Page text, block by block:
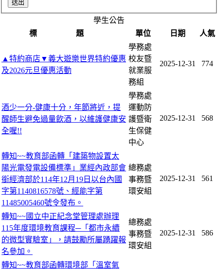
學生公告
標 題
單位 日期 人氣
▲特約商店▼義大遊樂世界特約優惠
及2026元旦優惠活動
學務處
校友暨
就業服
務組
2025-12-31 774
酒少一分-健康十分，年節將近，提
醒師生避免過量飲酒，以維護健康安
全喔!!
學務處
運動防
護暨衛
生保健
中心
2025-12-31 568
轉知~~教育部函轉「建築物設置太
陽光電發電設備標準」業經內政部會
銜經濟部於114年12月19日以台內國
字第1140816578號、經能字第
11485005460號令發布。
總務處
事務暨
環安組
2025-12-31 561
轉知~~國立中正紀念堂管理處辦理
115年度環境教育課程─「都市永續
的微型實驗室」，請鼓勵所屬踴躍報
名參加。
總務處
事務暨
環安組
2025-12-31 586
轉知~~教育部函轉環境部「溫室氣